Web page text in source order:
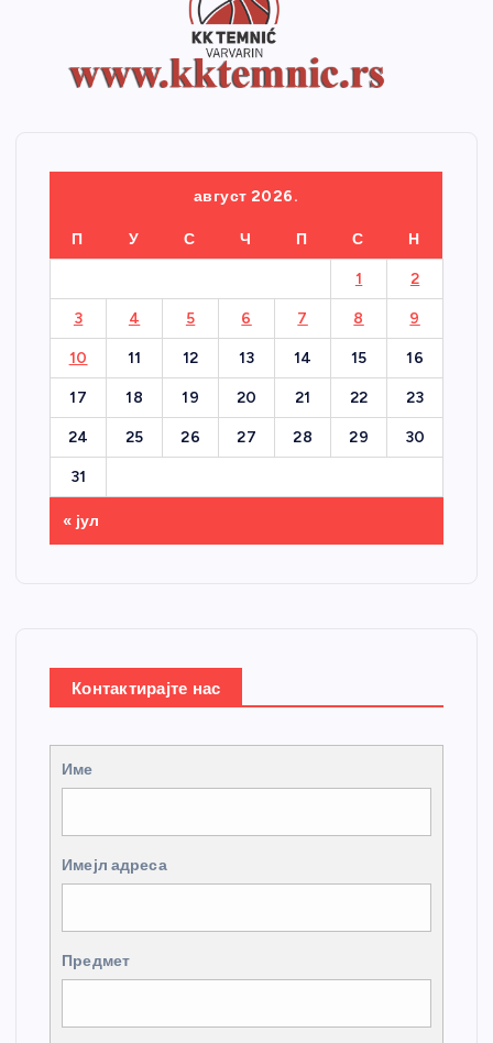
август 2026.
П У С Ч П С Н
1 2
3 4 5 6 7 8 9
10 11 12 13 14 15 16
17 18 19 20 21 22 23
24 25 26 27 28 29 30
31
« јул
Контактирајте нас
Име
Имејл адреса
Предмет